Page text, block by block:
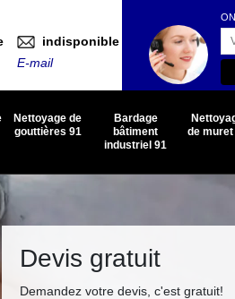
indisponible
E-mail
Nettoyage de
gouttières 91
Bardage
bâtiment
industriel 91
de muret
Devis gratuit
Demandez votre devis, c'est gratuit!